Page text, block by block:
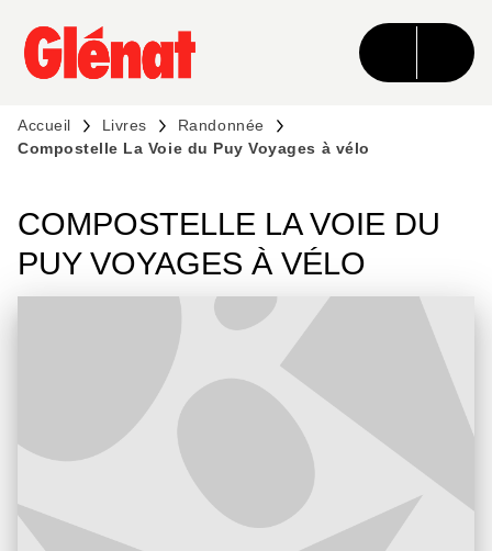
MENU RECHERCHE CONTENU
PIED DE PAGE
Accueil Livres
Randonnée
Compostelle La Voie du Puy Voyages à vélo
COMPOSTELLE LA VOIE DU
PUY VOYAGES À VÉLO